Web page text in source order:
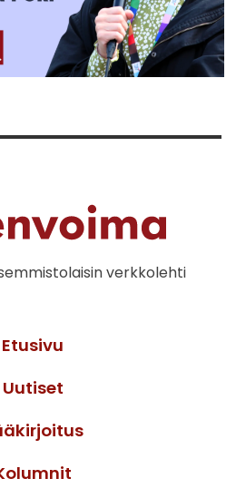
verkkolehti
Etusivu
Uutiset